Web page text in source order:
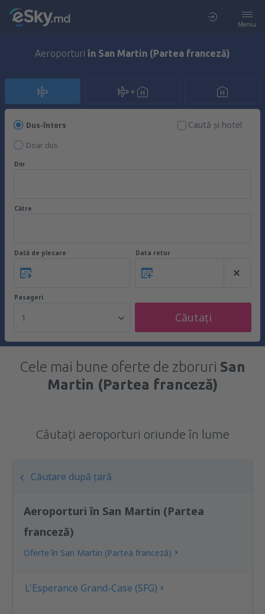
Meniu
Aeroporturi în San Martin (Partea franceză)
Dus-întors
Doar dus
Caută şi hotel
Din
Către
Dată de plecare Data retur
Pasageri
1 Căutați
Cele mai bune oferte de zboruri San
Martin (Partea franceză)
Căutați aeroporturi oriunde în lume
Căutare după țară
Aeroporturi în San Martin (Partea
franceză)
Oferte în San Martin (Partea franceză)
L'Esperance Grand-Case (SFG)